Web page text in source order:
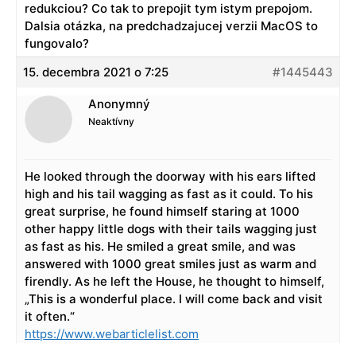
redukciou? Co tak to prepojit tym istym prepojom.
Dalsia otázka, na predchadzajucej verzii MacOS to
fungovalo?
15. decembra 2021 o 7:25
#1445443
Anonymný
Neaktívny
He looked through the doorway with his ears lifted
high and his tail wagging as fast as it could. To his
great surprise, he found himself staring at 1000
other happy little dogs with their tails wagging just
as fast as his. He smiled a great smile, and was
answered with 1000 great smiles just as warm and
firendly. As he left the House, he thought to himself,
„This is a wonderful place. I will come back and visit
it often.“
https://www.webarticlelist.com